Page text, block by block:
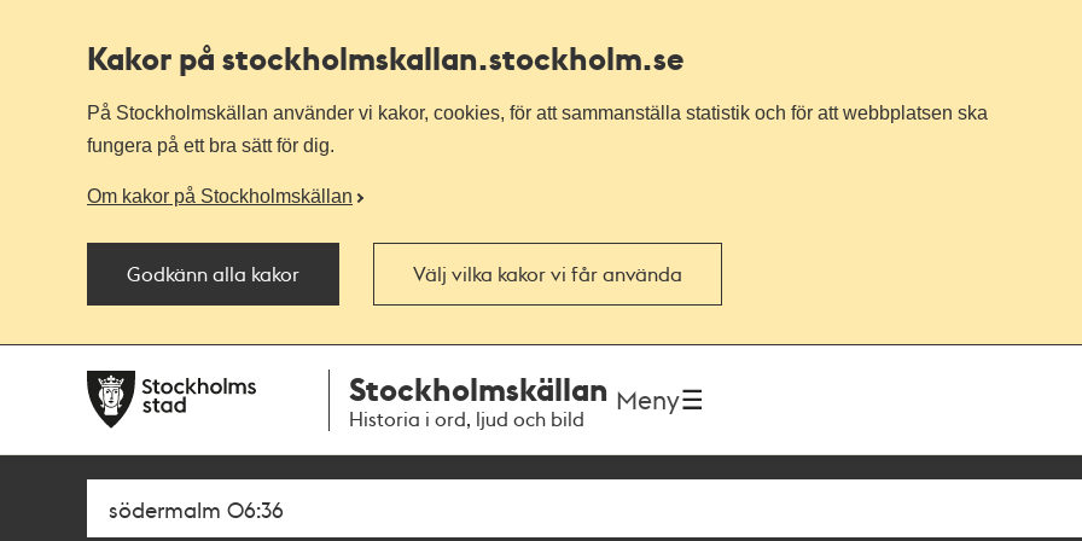
Kakor på stockholmskallan.stockholm.se
På Stockholmskällan använder vi kakor, cookies, för att sammanställa statistik och för att webbplatsen ska
fungera på ett bra sätt för dig.
Om kakor på Stockholmskällan
Godkänn alla kakor Välj vilka kakor vi får använda
navigationen
huvudinnehållet
Stockholmskällan
Historia i ord, ljud och bild
Meny
Sök